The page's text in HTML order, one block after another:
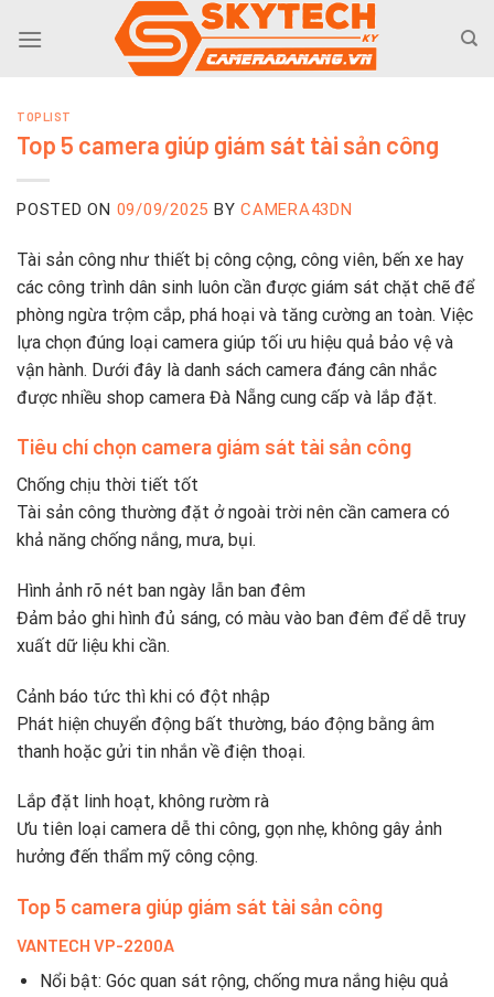
TOPLIST
Top 5 camera giúp giám sát tài sản công
POSTED ON 09/09/2025 BY CAMERA43DN
Tài sản công như thiết bị công cộng, công viên, bến xe hay
các công trình dân sinh luôn cần được giám sát chặt chẽ để
phòng ngừa trộm cắp, phá hoại và tăng cường an toàn. Việc
lựa chọn đúng loại camera giúp tối ưu hiệu quả bảo vệ và
vận hành. Dưới đây là danh sách camera đáng cân nhắc
được nhiều shop camera Đà Nẵng cung cấp và lắp đặt.
Tiêu chí chọn camera giám sát tài sản công
Chống chịu thời tiết tốt
Tài sản công thường đặt ở ngoài trời nên cần camera có
khả năng chống nắng, mưa, bụi.
Hình ảnh rõ nét ban ngày lẫn ban đêm
Đảm bảo ghi hình đủ sáng, có màu vào ban đêm để dễ truy
xuất dữ liệu khi cần.
Cảnh báo tức thì khi có đột nhập
Phát hiện chuyển động bất thường, báo động bằng âm
thanh hoặc gửi tin nhắn về điện thoại.
Lắp đặt linh hoạt, không rườm rà
Ưu tiên loại camera dễ thi công, gọn nhẹ, không gây ảnh
hưởng đến thẩm mỹ công cộng.
Top 5 camera giúp giám sát tài sản công
VANTECH VP-2200A
Nổi bật: Góc quan sát rộng, chống mưa nắng hiệu quả